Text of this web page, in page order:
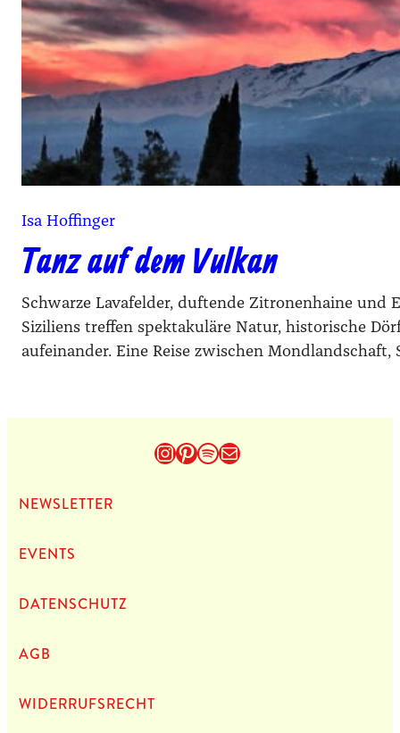
Isa Hoffinger
Tanz auf dem Vulkan
Schwarze Lavafelder, duftende Zitronenhaine und
Siziliens treffen spektakuläre Natur, historische
aufeinander. Eine Reise zwischen
Instagram
Pinterest
Spotify
E-Mail
NEWS­LET­TER
EVENTS
DATEN­SCHUTZ
AGB
WIDERRUFSRECHT